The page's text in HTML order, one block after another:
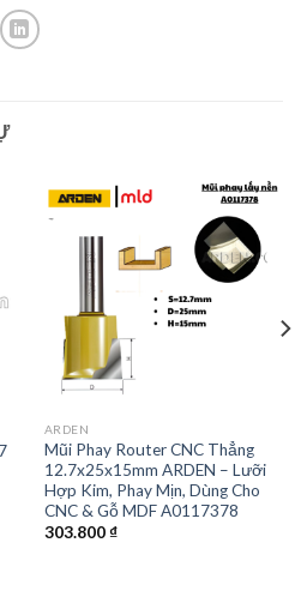
ARDEN
Mũi Phay Router CNC Thẳng
12.7x25x15mm ARDEN – Lưỡi
Hợp Kim, Phay Mịn, Dùng Cho
CNC & Gỗ MDF A0117378
303.800₫